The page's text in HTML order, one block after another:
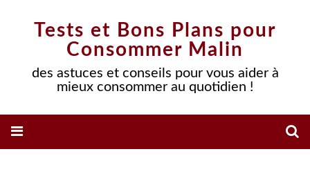
Tests et Bons Plans pour
Consommer Malin
des astuces et conseils pour vous aider à
mieux consommer au quotidien !